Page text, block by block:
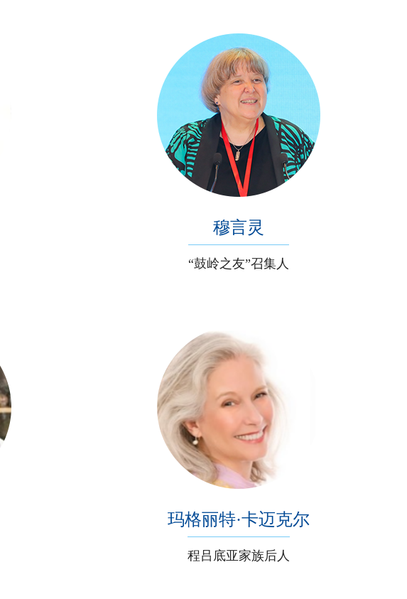
穆言灵
“鼓岭之友”召集人
玛格丽特·卡迈克尔
程吕底亚家族后人